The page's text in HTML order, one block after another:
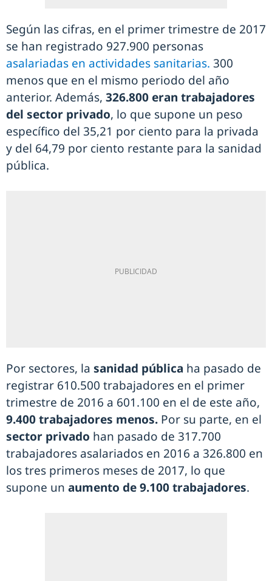
Según las cifras, en el primer trimestre de 2017
se han registrado 927.900 personas
asalariadas en actividades sanitarias. 300
menos que en el mismo periodo del año
anterior. Además, 326.800 eran trabajadores
del sector privado, lo que supone un peso
específico del 35,21 por ciento para la privada
y del 64,79 por ciento restante para la sanidad
pública.
Por sectores, la sanidad pública ha pasado de
registrar 610.500 trabajadores en el primer
trimestre de 2016 a 601.100 en el de este año,
9.400 trabajadores menos. Por su parte, en el
sector privado han pasado de 317.700
trabajadores asalariados en 2016 a 326.800 en
los tres primeros meses de 2017, lo que
supone un aumento de 9.100 trabajadores.